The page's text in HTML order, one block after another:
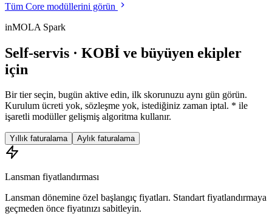
Tüm Core modüllerini görün
inMOLA Spark
Self-servis · KOBİ ve büyüyen ekipler
için
Bir tier seçin, bugün aktive edin, ilk skorunuzu aynı gün görün.
Kurulum ücreti yok, sözleşme yok, istediğiniz zaman iptal. * ile
işaretli modüller gelişmiş algoritma kullanır.
Yıllık faturalama Aylık faturalama
Lansman fiyatlandırması
Lansman dönemine özel başlangıç fiyatları. Standart fiyatlandırmaya
geçmeden önce fiyatınızı sabitleyin.